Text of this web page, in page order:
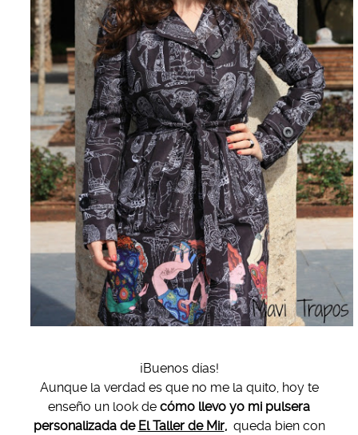
¡Buenos días!
Aunque la verdad es que no me la quito, hoy te
enseño un look de cómo llevo yo mi pulsera
personalizada de El Taller de Mir, queda bien con